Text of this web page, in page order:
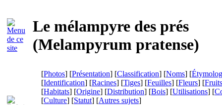
Le mélampyre des prés
(Melampyrum pratense)
[Photos] [Présentation] [Classification] [Noms] [
[Identification] [Racines] [Tiges] [Feuilles] [Fleurs] [Fruits
[Habitats] [Origine] [Distribution] [Bois] [Utilisations] [
[Culture] [Statut] [Autres sujets]